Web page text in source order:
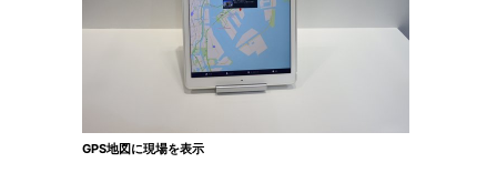
GPS地図に現場を表示